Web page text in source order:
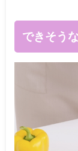
できそう